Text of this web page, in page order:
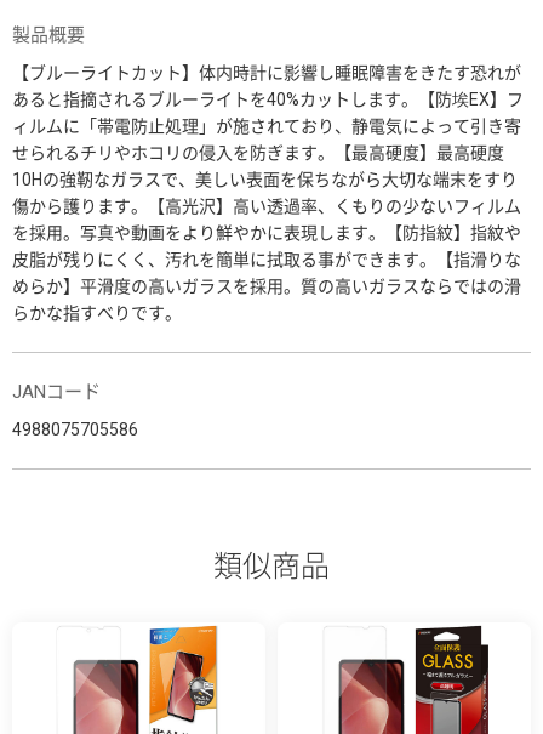
製品概要
【ブルーライトカット】体内時計に影響し睡眠障害をきたす恐れが
あると指摘されるブルーライトを40%カットします。【防埃EX】フ
ィルムに「帯電防止処理」が施されており、静電気によって引き寄
せられるチリやホコリの侵入を防ぎます。【最高硬度】最高硬度
10Hの強靭なガラスで、美しい表面を保ちながら大切な端末をすり
傷から護ります。【高光沢】高い透過率、くもりの少ないフィルム
を採用。写真や動画をより鮮やかに表現します。【防指紋】指紋や
皮脂が残りにくく、汚れを簡単に拭取る事ができます。【指滑りな
めらか】平滑度の高いガラスを採用。質の高いガラスならではの滑
らかな指すべりです。
JANコード
4988075705586
類似商品